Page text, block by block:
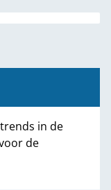
in de
de